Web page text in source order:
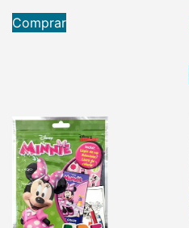
Comprar